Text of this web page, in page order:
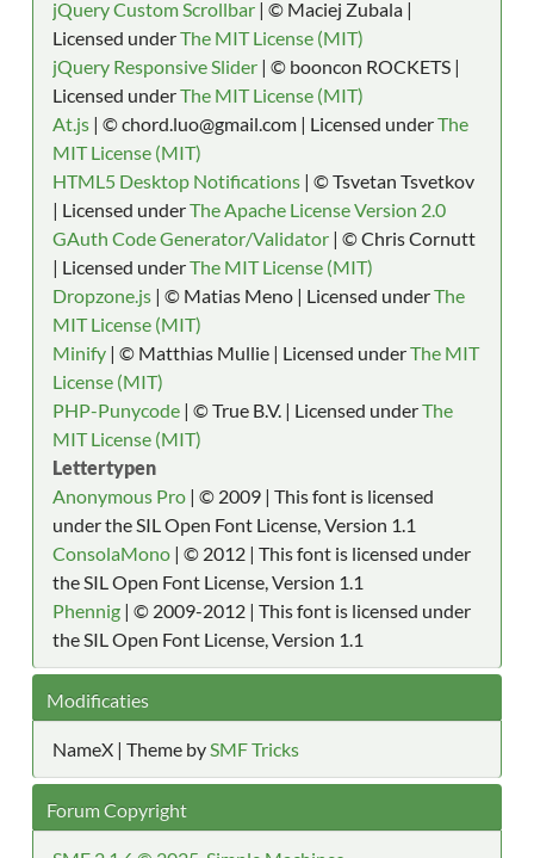
jQuery Custom Scrollbar | © Maciej Zubala |
Licensed underThe MIT License (MIT)
jQuery Responsive Slider | © booncon ROCKETS |
Licensed underThe MIT License (MIT)
At.js | © chord.luo@gmail.com | Licensed underThe
MIT License (MIT)
HTML5 Desktop Notifications | © Tsvetan Tsvetkov
| Licensed underThe Apache License Version 2.0
GAuth Code Generator/Validator | © Chris Cornutt
| Licensed underThe MIT License (MIT)
Dropzone.js | © Matias Meno | Licensed underThe
MIT License (MIT)
Minify | © Matthias Mullie | Licensed underThe MIT
License (MIT)
PHP-Punycode | © True B.V. | Licensed underThe
MIT License (MIT)
Lettertypen
Anonymous Pro | © 2009 | This font is licensed
under the SIL Open Font License, Version 1.1
ConsolaMono | © 2012 | This font is licensed under
the SIL Open Font License, Version 1.1
Phennig | © 2009-2012 | This font is licensed under
the SIL Open Font License, Version 1.1
Modificaties
NameX | Theme bySMF Tricks
Forum Copyright